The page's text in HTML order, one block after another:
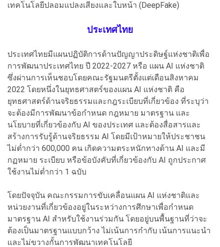
เทคโนโลยีปลอมแปลงเสียงและใบหน้า (DeepFake)
ประเทศไทย
ประเทศไทยมีแผนปฏิบัติการด้านปัญญาประดิษฐ์แห่งชาติเพื่อ
การพัฒนาประเทศไทย ปี 2022-2027 หรือ แผน AI แห่งชาติ
ซึ่งผ่านการเห็นชอบโดยคณะรัฐมนตรีตั้งแต่เดือนสิงหาคม
2022 โดยหนึ่งในยุทธศาสตร์ของแผน AI แห่งชาติ คือ
ยุทธศาสตร์ด้านจริยธรรมและกฎระเบียบที่เกี่ยวข้อง ที่ระบุว่า
จะต้องมีการพัฒนาข้อกำหนด กฎหมาย มาตรฐาน และ
นโยบายที่เกี่ยวข้องกับ AI ของประเทศ และต้องสื่อสารและ
สร้างการรับรู้ด้านจริยธรรม AI โดยมีเป้าหมายให้ประชาชน
ไม่ต่ำกว่า 600,000 คน เกิดความตระหนักทางด้าน AI และมี
กฏหมาย ระเบียบ หรือข้อบังคับที่เกี่ยวข้องกับ AI ถูกประกาศ
ใช้งานไม่ต่ำกว่า 1 ฉบับ
โดยปัจจุบัน คณะกรรมการขับเคลื่อนแผน AI แห่งชาติและ
หน่วยงานที่เกี่ยวข้องอยู่ในระหว่างการศึกษาเพื่อกำหนด
มาตรฐาน AI สำหรับใช้งานร่วมกัน โดยอยู่บนพื้นฐานที่ว่าจะ
ต้องเป็นมาตรฐานแบบกว้าง ไม่เน้นการกำกับ เน้นการแนะนำ
และไม่ขวางกั้นการพัฒนาเทคโนโลยี